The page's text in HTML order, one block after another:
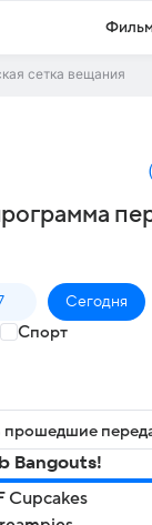
сетка вещания
(
Сегодня
Спорт
прошедшие
Bangouts!
Cupcakes